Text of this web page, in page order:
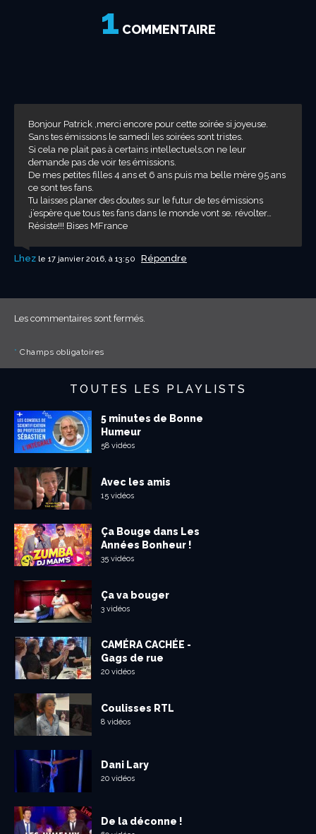
1 COMMENTAIRE
Bonjour Patrick ,merci encore pour cette soirée si joyeuse.
Sans tes émissions le samedi les soirées sont tristes.
Si cela ne plait pas à certains intellectuels,on ne leur
demande pas de voir tes émissions.
De mes petites filles 4 ans et 6 ans puis ma belle mère 95 ans
ce sont tes fans.
Tu laisses planer des doutes sur le futur de tes émissions
,j’espère que tous tes fans dans le monde vont se. révolter…
Résiste!!! Bises MFrance
Lhez le 17 janvier 2016, à 13:50 Répondre
Les commentaires sont fermés.
* Champs obligatoires
TOUTES LES PLAYLISTS
5 minutes de Bonne
Humeur
58 vidéos
Avec les amis
15 vidéos
Ça Bouge dans Les
Années Bonheur !
35 vidéos
Ça va bouger
3 vidéos
CAMÉRA CACHÉE -
Gags de rue
20 vidéos
Coulisses RTL
8 vidéos
Dani Lary
20 vidéos
De la déconne !